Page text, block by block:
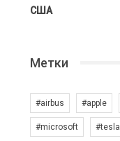
США
Метки
#airbus #apple
#microsoft #tesla